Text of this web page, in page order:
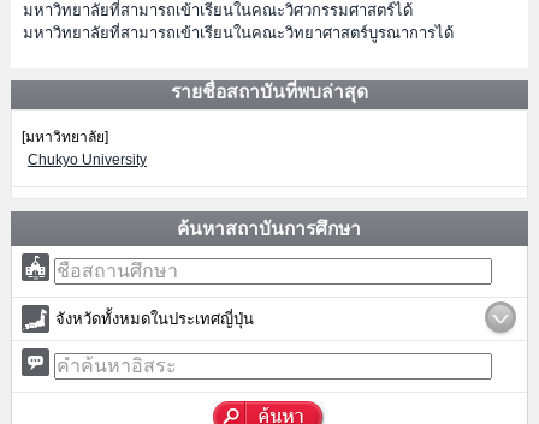
มหาวิทยาลัยที่สามารถเข้าเรียนในคณะวิศวกรรมศาสตร์ได้
มหาวิทยาลัยที่สามารถเข้าเรียนในคณะวิทยาศาสตร์บูรณาการได้
รายชื่อสถาบันที่พบล่าสุด
[มหาวิทยาลัย]
Chukyo University
ค้นหาสถาบันการศึกษา
จังหวัดทั้งหมดในประเทศญี่ปุ่น